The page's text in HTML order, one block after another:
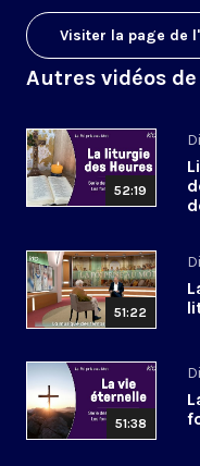
Visiter la page de
Autres vidéos
52:19
51:22
51:38